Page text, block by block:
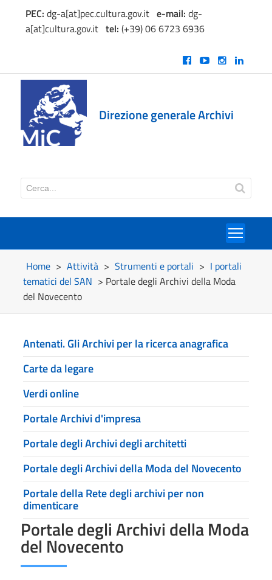
PEC: dg-a[at]pec.cultura.gov.ite-mail: dg-
a[at]cultura.gov.ittel: (+39) 06 6723 6936
Direzione generale Archivi
Home > Attività > Strumenti e portali > I portali
tematici del SAN > Portale degli Archivi della Moda
del Novecento
Antenati. Gli Archivi per la ricerca anagrafica
Carte da legare
Verdi online
Portale Archivi d'impresa
Portale degli Archivi degli architetti
Portale degli Archivi della Moda del Novecento
Portale della Rete degli archivi per non
dimenticare
Portale degli Archivi della Moda
del Novecento